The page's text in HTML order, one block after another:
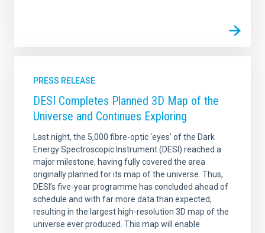
PRESS RELEASE
DESI Completes Planned 3D Map of the
Universe and Continues Exploring
Last night, the 5,000 fibre-optic ‘eyes’ of the Dark
Energy Spectroscopic Instrument (DESI) reached a
major milestone, having fully covered the area
originally planned for its map of the universe. Thus,
DESI’s five-year programme has concluded ahead of
schedule and with far more data than expected,
resulting in the largest high-resolution 3D map of the
universe ever produced. This map will enable